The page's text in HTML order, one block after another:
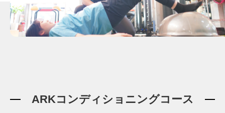
ン
グ
ｘ
ARKコンディショニングコース